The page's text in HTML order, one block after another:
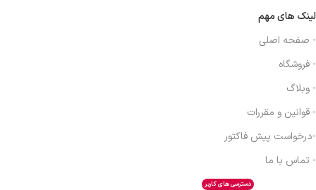
لینک های مهم
- صفحه اصلی
- فروشگاه
- وبلاگ
- قوانین و مقررات
-درخواست پیش فاکتور
- تماس با ما
دسترسی های کاربر